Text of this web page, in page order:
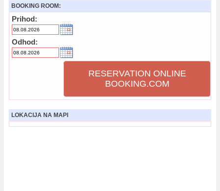
BOOKING ROOM:
Prihod:
Odhod:
RESERVATION ONLINE
BOOKING.COM
LOKACIJA NA MAPI